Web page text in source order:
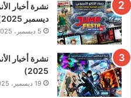
ديسمبر 2025)
5 ديسمبر، 2025
2025)
19 ديسمبر، 2025